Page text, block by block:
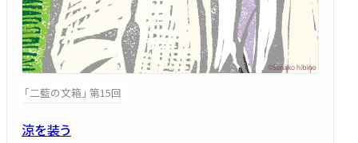
「二藍の文箱」 第15回
涼を装う